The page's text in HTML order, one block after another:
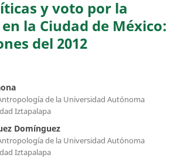
y voto por la
la Ciudad de México:
del 2012
de la Universidad Autónoma
Iztapalapa
Domínguez
de la Universidad Autónoma
Iztapalapa